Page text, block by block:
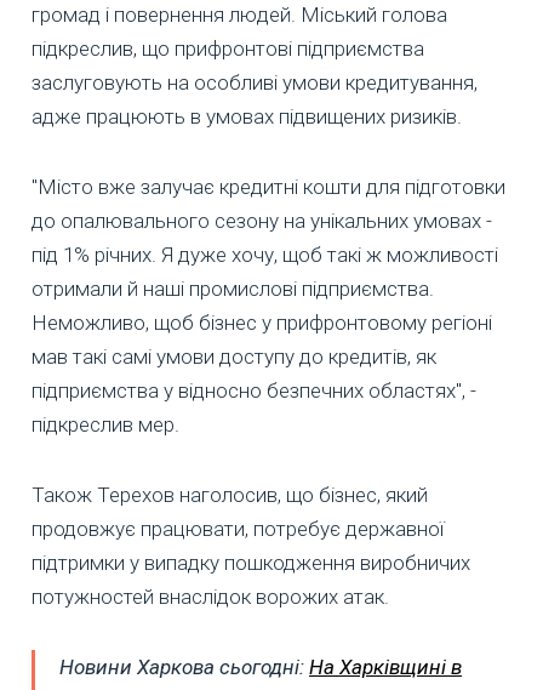
громад і повернення людей. Міський голова
підкреслив, що прифронтові підприємства
заслуговують на особливі умови кредитування,
адже працюють в умовах підвищених ризиків.
"Місто вже залучає кредитні кошти для підготовки
до опалювального сезону на унікальних умовах -
під 1% річних. Я дуже хочу, щоб такі ж можливості
отримали й наші промислові підприємства.
Неможливо, щоб бізнес у прифронтовому регіоні
мав такі самі умови доступу до кредитів, як
підприємства у відносно безпечних областях", -
підкреслив мер.
Також Терехов наголосив, що бізнес, який
продовжує працювати, потребує державної
підтримки у випадку пошкодження виробничих
потужностей внаслідок ворожих атак.
Новини Харкова сьогодні: На Харківщині в